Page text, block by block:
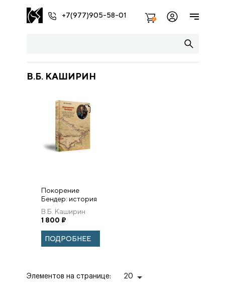
+7(977)905-58-01 2
В.Б. КАШИРИН
Покорение
Бендер: история
осады и взятия
российскими
войсками
османского
города-
В.Б. Каширин
1 800 ₽
ПОДРОБНЕЕ
Элементов на странице: 20